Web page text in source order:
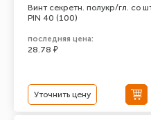
Винт секретн. полукр/гл. со
PIN 40 (100)
последняя цена:
28.78 ₽
Уточнить цену